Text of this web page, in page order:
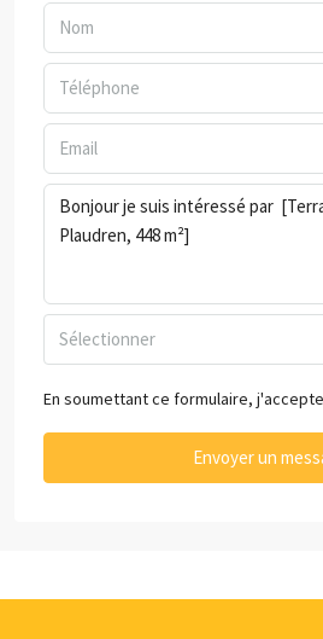
Sélectionner
En soumettant ce formulaire, j'accepte
Envoyer un